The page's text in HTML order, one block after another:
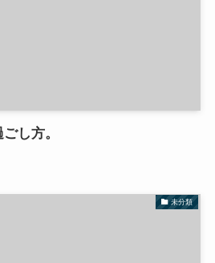
し方。
未分類